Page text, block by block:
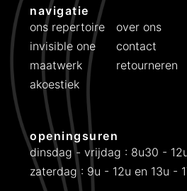
navigatie
ons repertoire
invisible one
maatwerk
akoestiek
over ons
contact
retourneren
openingsuren
dinsdag - vrijdag : 8u30 -
zaterdag : 9u - 12u en 13u -